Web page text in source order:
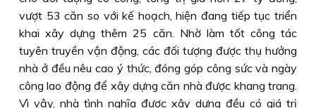
vượt 53 căn so với kế hoạch, hiện đang tiếp tục triển
khai xây dựng thêm 25 căn. Nhờ làm tốt công tác
tuyên truyền vận động, các đối tượng được thụ hưởng
nhà ở đều nêu cao ý thức, đóng góp công sức và ngày
công lao động để xây dựng căn nhà được khang trang.
Vì vậy, nhà tình nghĩa được xây dựng đều có giá trị